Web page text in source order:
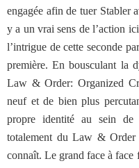
engagée afin de tuer Stabler
y a un vrai sens de l’action
l’intrigue de cette seconde
première. En bousculant la
Law & Order: Organized
neuf et de bien plus
propre identité au sein de
totalement du Law & Order
connaît. Le grand face à face